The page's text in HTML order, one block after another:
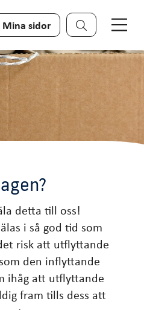
Sök
Mina sidor
detta till oss!
i så god tid som
risk att utflyttande
den inflyttande
ihåg att utflyttande
fram tills dess att